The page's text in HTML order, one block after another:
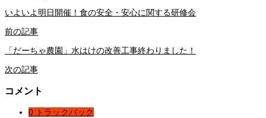
いよいよ明日開催！食の安全・安心に関する研修会
前の記事
「だーちゃ農園」水はけの改善工事終わりました！
次の記事
コメント
0 トラックバック